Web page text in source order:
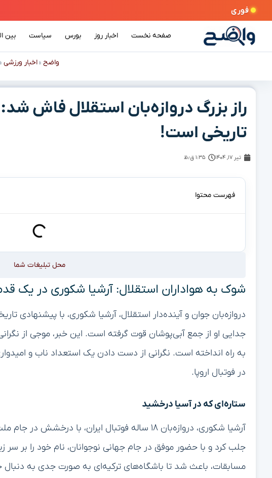
فوری
صفحه نخست اخبار روز بورس سیاست بین
واضح »اخبار ورزشی
راز بزرگ دروازه‌بان استقلال فاش
تاریخی است!
تیر ۱۷, ۱۴۰۴ ۱:۳۵ ق٫ظ
فهرست محتوا
محل تبلیغات شما
شوک به هواداران استقلال: آرشیا شکوری در یک
دروازه‌بان جوان و آینده‌دار استقلال، آرشیا شکوری، با پیشنهادی
جدایی او از جمع آبی‌پوشان قوت گرفته است. این خبر، موجی از نگرانی
به راه انداخته است. نگرانی از دست دادن یک استعداد ناب و
در فوتبال اروپا.
ستاره‌ای که در آسیا درخشید
آرشیا شکوری، دروازه‌بان ۱۸ ساله فوتبال ایران، با
جلب کرد و با حضور موفق در جام جهانی نوجوانان، نام خود را بر سر
مسابقات، باعث شد تا باشگاه‌های ترکیه‌ای به صورت جدی به دنبال